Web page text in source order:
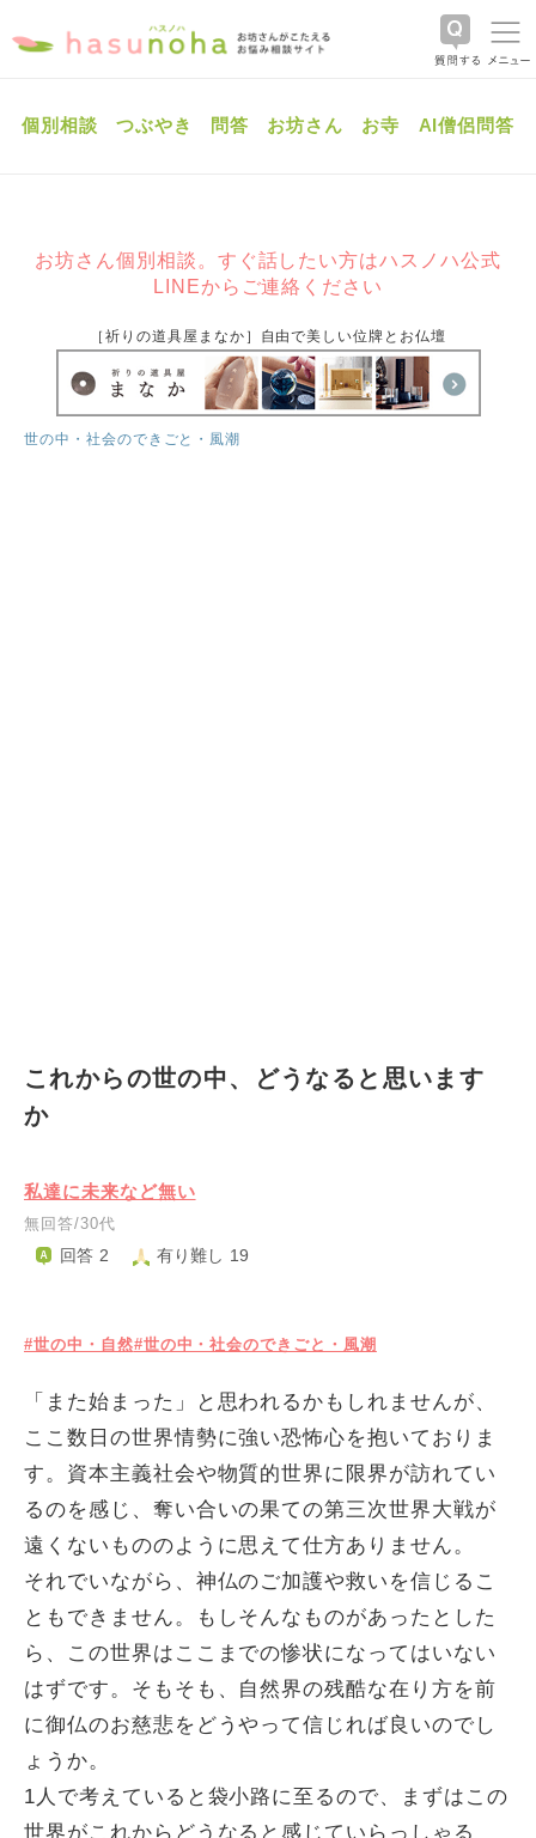
個別相談 つぶやき 問答 お坊さん お寺 AI僧侶問答
お坊さん個別相談。すぐ話したい方はハスノハ公式
LINEからご連絡ください
［祈りの道具屋まなか］自由で美しい位牌とお仏壇
世の中・社会のできごと・風潮
これからの世の中、どうなると思います
か
私達に未来など無い
無回答/30代
回答 2 有り難し 19
#世の中・自然#世の中・社会のできごと・風潮
「また始まった」と思われるかもしれませんが、
ここ数日の世界情勢に強い恐怖心を抱いておりま
す。資本主義社会や物質的世界に限界が訪れてい
るのを感じ、奪い合いの果ての第三次世界大戦が
遠くないもののように思えて仕方ありません。
それでいながら、神仏のご加護や救いを信じるこ
ともできません。もしそんなものがあったとした
ら、この世界はここまでの惨状になってはいない
はずです。そもそも、自然界の残酷な在り方を前
に御仏のお慈悲をどうやって信じれば良いのでし
ょうか。
1人で考えていると袋小路に至るので、まずはこの
世界がこれからどうなると感じていらっしゃる